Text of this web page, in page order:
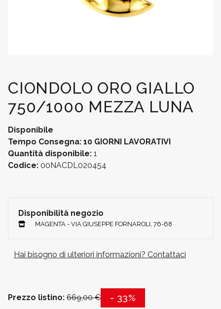
CIONDOLO ORO GIALLO
750/1000 MEZZA LUNA
Disponibile
Tempo Consegna: 10 GIORNI LAVORATIVI
Quantità disponibile: 1
Codice: 00NACDL020454
Disponibilità negozio
MAGENTA - VIA GIUSEPPE FORNAROLI, 76-68
Hai bisogno di ulteriori informazioni? Contattaci
Prezzo listino: 669,00 € - 33%